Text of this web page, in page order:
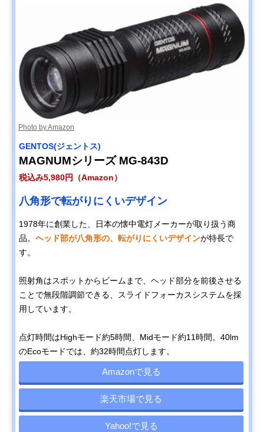
Photo by Amazon
GENTOS(ジェントス)
MAGNUMシリーズ MG-843D
税込み5,980円（Amazon）
八角形で転がりにくいデザイン
1978年に創業した、日本の懐中電灯メーカーが取り扱う商
品。 ヘッド部が八角形の、転がりにくいデザインが特長で
す。
照射角はスポットからビームまで、ヘッド部分を前後させる
ことで無段階調節できる、スライドフォーカスシステムを採
用しています。
点灯時間はHighモード約5時間、Midモード約11時間。40lm
のEcoモードでは、約32時間点灯します。
Amazonで見る
楽天市場で見る
Yahoo!で見る